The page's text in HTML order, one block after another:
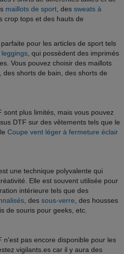
maillots de sport , des sweats à
crop tops et des hauts de
pour les articles de sport tels
leggings , qui possèdent des imprimés
Vous pouvez choisir des maillots
shorts de bain, des shorts de
sont plus limités, mais vous pouvez
DTF sur des vêtements tels que le
Coupe vent léger à fermeture éclair
une technique polyvalente qui
Elle est souvent utilisée pour
intérieure tels que des
, des sous-verre , des housses
de souris pour geeks, etc.
n'est pas encore disponible pour les
vigilants.es car il y aura des